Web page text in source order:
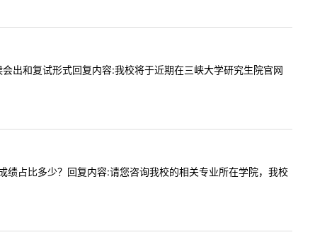
和复试形式回复内容:我校将于近期在三峡大学研究生院官网
占比多少？回复内容:请您咨询我校的相关专业所在学院，我校